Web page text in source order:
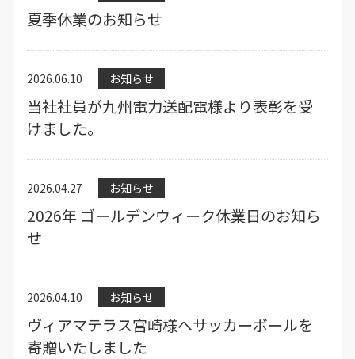
夏季休業のお知らせ
2026.06.10 お知らせ
当社社員が九州電力送配電様より表彰を受
けました。
2026.04.27 お知らせ
2026年 ゴールデンウィーク休業日のお知ら
せ
2026.04.10 お知らせ
ヴィアマテラス宮崎様へサッカーボールを
寄贈いたしました